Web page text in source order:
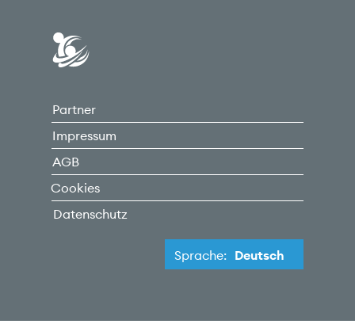
Carefinance
Partner
Impressum
AGB
Cookies
Datenschutz
Sprache: Deutsch